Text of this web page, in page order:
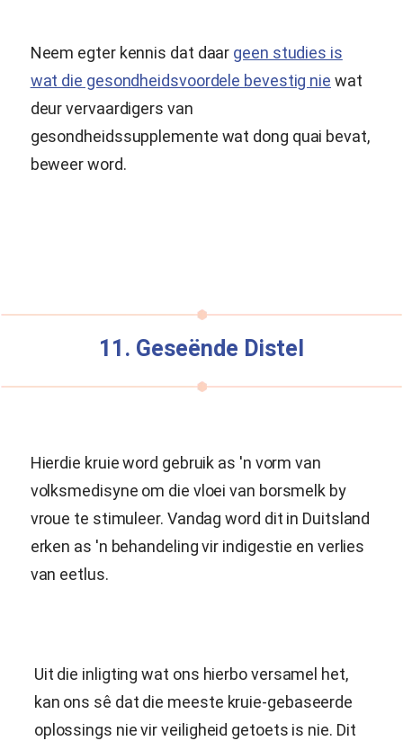
Neem egter kennis dat daar geen studies is
wat die gesondheidsvoordele bevestig nie wat
deur vervaardigers van
gesondheidssupplemente wat dong quai bevat,
beweer word.
11. Geseënde Distel
Hierdie kruie word gebruik as 'n vorm van
volksmedisyne om die vloei van borsmelk by
vroue te stimuleer. Vandag word dit in Duitsland
erken as 'n behandeling vir indigestie en verlies
van eetlus.
Uit die inligting wat ons hierbo versamel het,
kan ons sê dat die meeste kruie-gebaseerde
oplossings nie vir veiligheid getoets is nie. Dit